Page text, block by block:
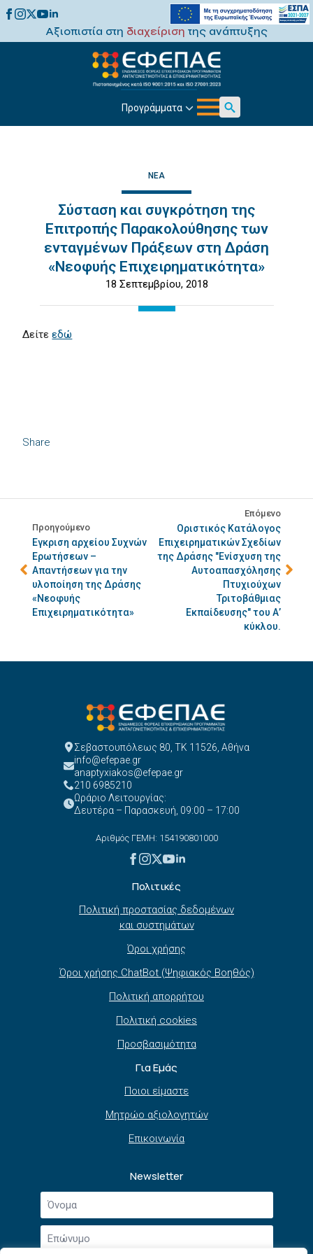
Αξιοπιστία στη διαχείριση της ανάπτυξης
Προγράμματα
Search
ΝΈΑ
Σύσταση και συγκρότηση της
Επιτροπής Παρακολούθησης των
ενταγμένων Πράξεων στη Δράση
«Νεοφυής Επιχειρηματικότητα»
18 Σεπτεμβρίου, 2018
Share
Δείτεεδώ
Προηγούμενο
Eγκριση αρχείου Συχνών
Ερωτήσεων –
Απαντήσεων για την
υλοποίηση της Δράσης
«Νεοφυής
Επιχειρηματικότητα»
Επόμενο
Οριστικός Κατάλογος
Επιχειρηματικών Σχεδίων
της Δράσης "Ενίσχυση της
Αυτοαπασχόλησης
Πτυχιούχων
Τριτοβάθμιας
Εκπαίδευσης" του Α’
κύκλου.
Σεβαστουπόλεως 80, ΤΚ 11526, Αθήνα
info@efepae.gr
anaptyxiakos@efepae.gr
210 6985210
Ωράριο Λειτουργίας:
Δευτέρα – Παρασκευή, 09:00 – 17:00
Αριθμός ΓΕΜΗ: 154190801000
Πολιτικές
Πολιτική προστασίας δεδομένων
και συστημάτων
Όροι χρήσης
Όροι χρήσης ChatBot (Ψηφιακός Βοηθός)
Πολιτική απορρήτου
Πολιτική cookies
Προσβασιμότητα
Για Εμάς
Ποιοι είμαστε
Μητρώο αξιολογητών
Επικοινωνία
Newsletter
Όνομα
Επώνυμο